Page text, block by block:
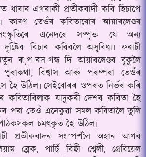
ধাৰাৰ এগৰাকী প্ৰতীকবাদী কবি হিচাপে
কাৰণ তেওঁৰ কবিতাবোৰ আয়াৰলেণ্ডৰ
সংস্কৃতিৰে এনেদৰে সম্পৃক্ত যে অন্য
বিচাৰ কৰিবলৈ অসুবিধা৷ ফৰাচী
ৰূ¸প-ৰস-গন্ধ দি আয়াৰলেণ্ডৰ বুকুলৈ
,বিশ্বাস আৰু পৰম্পৰা তেওঁৰ
হৈ উঠিল৷ সেইবোৰৰ ওপৰত নিৰ্ভৰ কৰি
কবিতাবিলাক যাদুকৰী দেশৰ কবিতা হৈ
পৰা তেওঁ এনেকুৱা সমল কবিতালৈ তুলি
চমৎকৃত হৈ উঠিল৷
প্ৰতীকবাদৰ সংস্পৰ্শলৈ অহাৰ আগৰ
ব্লেক,পাৰ্চি বিছী শ্বেলী,গ্ৰেবিয়েল